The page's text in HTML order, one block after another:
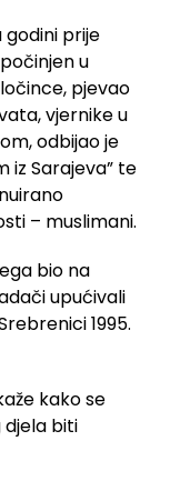
godini prije
u
pjevao
vjernike u
odbijao je
iz Sarajeva” te
– muslimani.
bio na
upućivali
1995.
kako se
djela biti